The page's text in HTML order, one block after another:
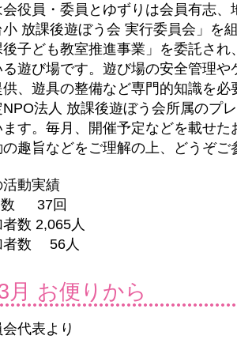
役員・委員とゆずりは会員有志、
小 放課後遊ぼう会 実行委員会」を
後子ども教室推進事業」を委託され
遊び場です。遊び場の安全管理や
、遊具の整備など専門的知識を必
法人 放課後遊ぼう会所属のプ
す。毎月、開催予定などを載せ
趣旨などをご理解の上、どうぞご
動実績
数 37回
数 2,065人
者数 56人
月 お便りから
代表より